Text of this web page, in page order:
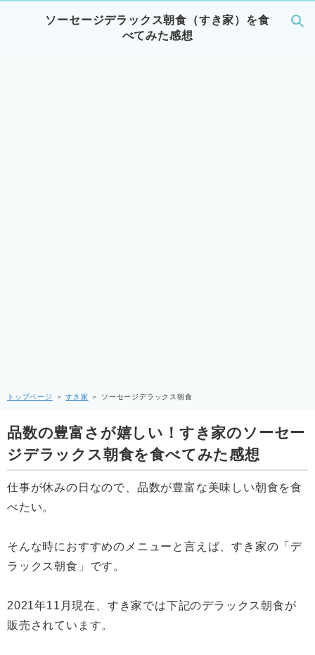
ソーセージデラックス朝食（すき家）を食
べてみた感想
トップページ ＞すき家 ＞ ソーセージデラックス朝食
品数の豊富さが嬉しい！すき家のソーセー
ジデラックス朝食を食べてみた感想
仕事が休みの日なので、品数が豊富な美味しい朝食を食
べたい。
そんな時におすすめのメニューと言えば、すき家の「デ
ラックス朝食」です。
2021年11月現在、すき家では下記のデラックス朝食が
販売されています。